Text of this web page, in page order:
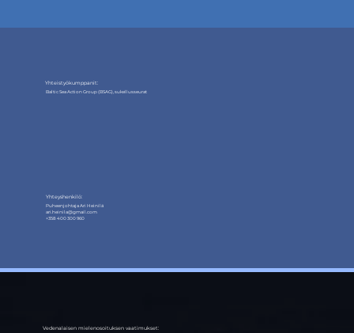
Yhteistyökumppanit:
Baltic Sea Action Group (BSAG), sukellusseurat
Yhteyshenkilö:
Puheenjohtaja Ari Heinilä
ari.heinila@gmail.com
+358 400 300 960
Vedenalaisen mielenosoituksen vaatimukset: